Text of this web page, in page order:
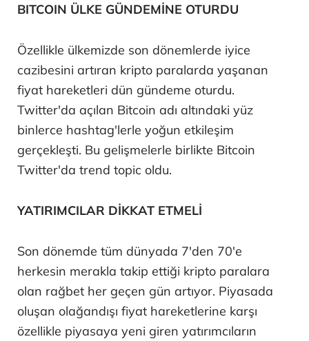
BITCOIN ÜLKE GÜNDEMİNE OTURDU
Özellikle ülkemizde son dönemlerde iyice
cazibesini artıran kripto paralarda yaşanan
fiyat hareketleri dün gündeme oturdu.
Twitter'da açılan Bitcoin adı altındaki yüz
binlerce hashtag'lerle yoğun etkileşim
gerçekleşti. Bu gelişmelerle birlikte Bitcoin
Twitter'da trend topic oldu.
YATIRIMCILAR DİKKAT ETMELİ
Son dönemde tüm dünyada 7'den 70'e
herkesin merakla takip ettiği kripto paralara
olan rağbet her geçen gün artıyor. Piyasada
oluşan olağandışı fiyat hareketlerine karşı
özellikle piyasaya yeni giren yatırımcıların